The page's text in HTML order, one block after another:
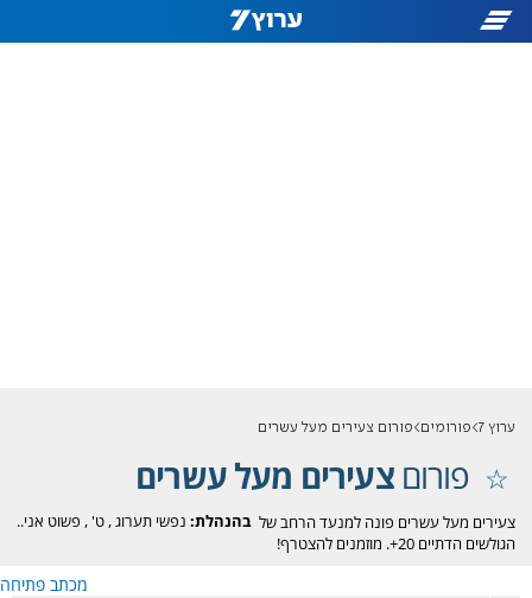
ערוץ 7 פורומים פורום צעירים מעל עשרים
פורוםצעירים מעל עשרים
בהנהלת: נפשי תערוג,ט', פשוט אני..
צעירים מעל עשרים פונה למנעד הרחב של
הגולשים הדתיים 20+. מוזמנים להצטרף!
מכתב פתיחה